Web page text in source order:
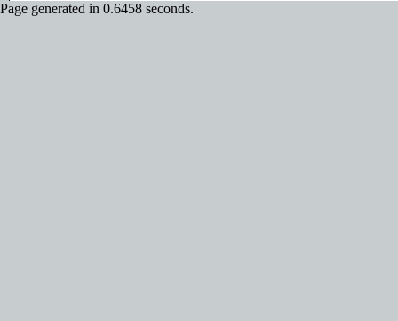
Page generated in 0.6458 seconds.